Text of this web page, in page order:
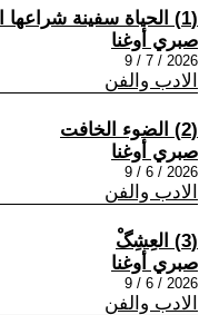
(1) الحياة سفينة شراعها الأمل
صبري أوغنا
2026 / 7 / 9
الادب والفن
(2) الضوء الخافت
صبري أوغنا
2026 / 6 / 9
الادب والفن
(3) العِشِگْ
صبري أوغنا
2026 / 6 / 9
الادب والفن